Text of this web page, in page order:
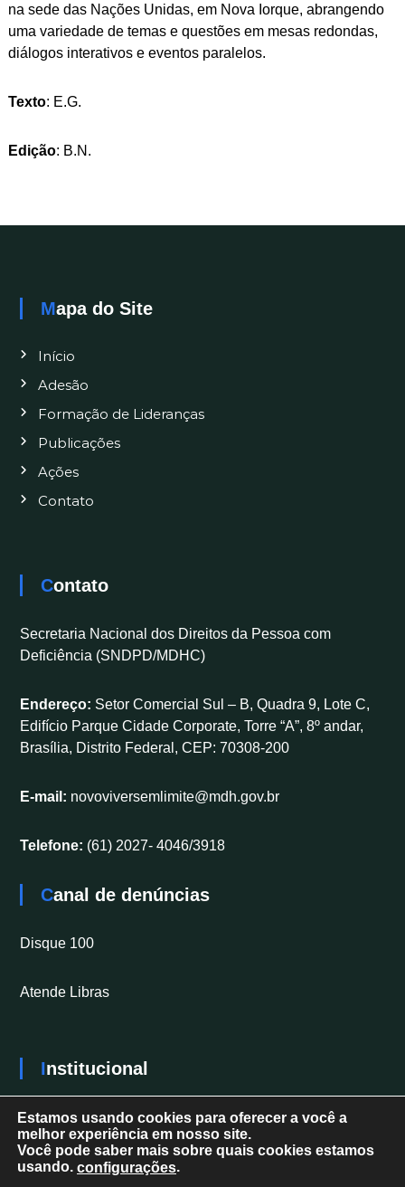
na sede das Nações Unidas, em Nova Iorque, abrangendo
uma variedade de temas e questões em mesas redondas,
diálogos interativos e eventos paralelos.
Texto: E.G.
Edição: B.N.
Mapa do Site
Início
Adesão
Formação de Lideranças
Publicações
Ações
Contato
Contato
Secretaria Nacional dos Direitos da Pessoa com
Deficiência (SNDPD/MDHC)
Endereço: Setor Comercial Sul – B, Quadra 9, Lote C,
Edifício Parque Cidade Corporate, Torre “A”, 8º andar,
Brasília, Distrito Federal, CEP: 70308-200
E-mail: novoviversemlimite@mdh.gov.br
Telefone: (61) 2027- 4046/3918
Canal de denúncias
Disque 100
Atende Libras
Institucional
Secretaria Nacional dos Direitos da Pessoa com
Deficiência
Estamos usando cookies para oferecer a você a
melhor experiência em nosso site.
Você pode saber mais sobre quais cookies estamos
usando. configurações.